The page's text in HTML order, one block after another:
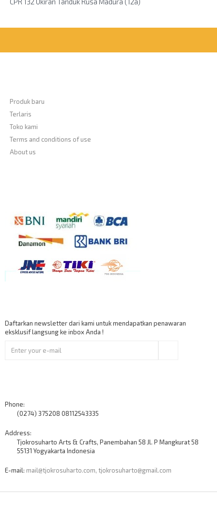
Produk baru
Terlaris
Toko kami
Terms and conditions of use
About us
Daftarkan newsletter dari kami untuk mendapatkan penawaran
eksklusif langsung ke inbox Anda !
Phone:
(0274) 375208 08112543335
Address:
Tjokrosuharto Arts & Crafts, Panembahan 58 Jl. P Mangkurat 58
55131 Yogyakarta Indonesia
E-mail: mail@tjokrosuharto.com, tjokrosuharto@gmail.com